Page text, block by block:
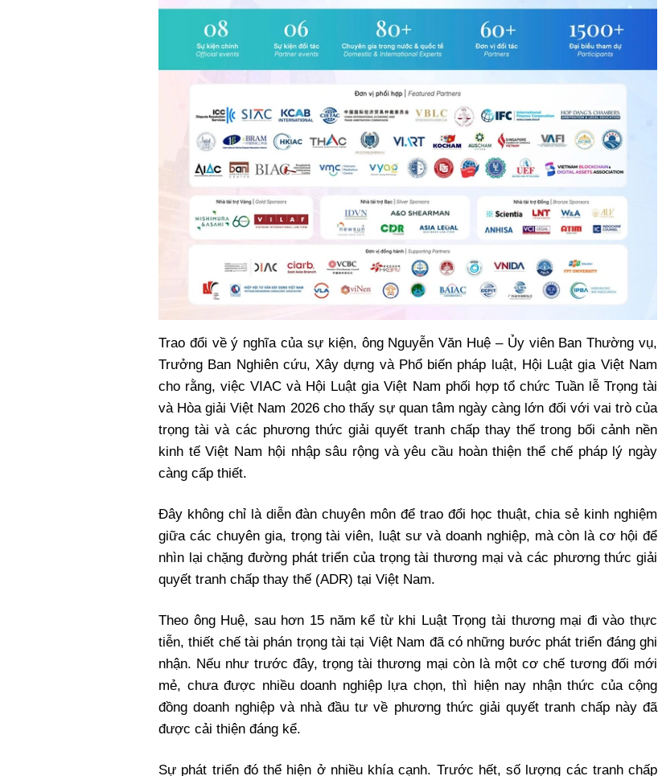
Trao đổi về ý nghĩa của sự kiện, ông Nguyễn Văn Huệ – Ủy viên Ban Thường vụ,
Trưởng Ban Nghiên cứu, Xây dựng và Phổ biến pháp luật, Hội Luật gia Việt Nam
cho rằng, việc VIAC và Hội Luật gia Việt Nam phối hợp tổ chức Tuần lễ Trọng tài
và Hòa giải Việt Nam 2026 cho thấy sự quan tâm ngày càng lớn đối với vai trò của
trọng tài và các phương thức giải quyết tranh chấp thay thế trong bối cảnh nền
kinh tế Việt Nam hội nhập sâu rộng và yêu cầu hoàn thiện thể chế pháp lý ngày
càng cấp thiết.
Đây không chỉ là diễn đàn chuyên môn để trao đổi học thuật, chia sẻ kinh nghiệm
giữa các chuyên gia, trọng tài viên, luật sư và doanh nghiệp, mà còn là cơ hội để
nhìn lại chặng đường phát triển của trọng tài thương mại và các phương thức giải
quyết tranh chấp thay thế (ADR) tại Việt Nam.
Theo ông Huệ, sau hơn 15 năm kể từ khi Luật Trọng tài thương mại đi vào thực
tiễn, thiết chế tài phán trọng tài tại Việt Nam đã có những bước phát triển đáng ghi
nhận. Nếu như trước đây, trọng tài thương mại còn là một cơ chế tương đối mới
mẻ, chưa được nhiều doanh nghiệp lựa chọn, thì hiện nay nhận thức của cộng
đồng doanh nghiệp và nhà đầu tư về phương thức giải quyết tranh chấp này đã
được cải thiện đáng kể.
Sự phát triển đó thể hiện ở nhiều khía cạnh. Trước hết, số lượng các tranh chấp